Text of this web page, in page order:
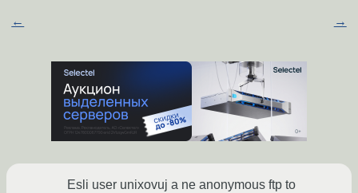
← →
Esli user unixovuj a ne anonymous ftp to